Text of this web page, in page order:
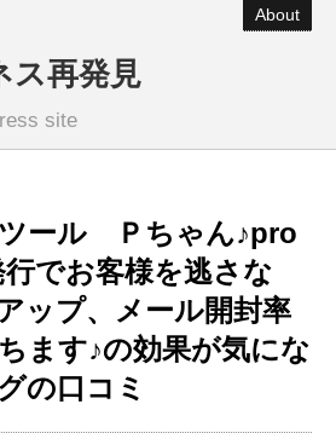
About
ス再発見
site
ール Ｐちゃん♪pro
でお客様を逃さな
ップ、メール開封率
ます♪の効果が気にな
の口コミ